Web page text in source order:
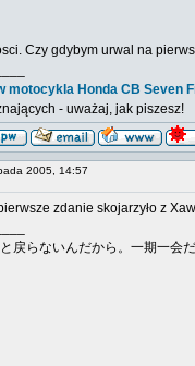
Czy gdybym urwal na
motocykla Honda CB Seven
- uważaj, jak piszesz!
2005, 14:57
zdanie skojarzyło z
戻らないんだから。一期一会